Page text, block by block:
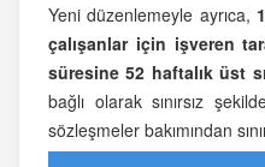
Yeni düzenlemeyle ayrıca,
çalışanlar için işveren
süresine 52 haftalık üst
bağlı olarak sınırsız
sözleşmeler bakımından